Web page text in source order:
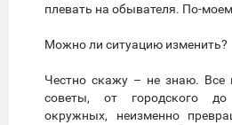
плевать на обывателя. По-
Можно ли ситуацию изменить?
Честно скажу – не знаю. Все
советы, от городского до
окружных, неизменно